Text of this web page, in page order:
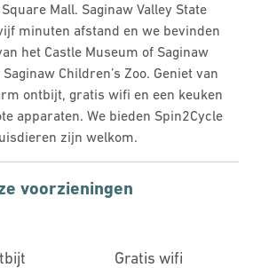
Mall. Saginaw Valley State
minuten afstand en we bevinden
het Castle Museum of Saginaw
Children’s Zoo. Geniet van
ontbijt, gratis wifi en een keuken
apparaten. We bieden Spin2Cycle
zijn welkom.
voorzieningen
Gratis wifi